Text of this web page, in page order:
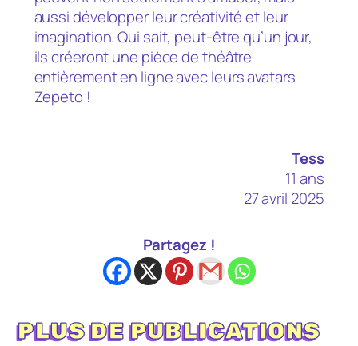
aussi développer leur créativité et leur
imagination. Qui sait, peut-être qu’un jour,
ils créeront une pièce de théâtre
entièrement en ligne avec leurs avatars
Zepeto !
Tess
11 ans
27 avril 2025
Partagez !
PLUS DE PUBLICATIONS